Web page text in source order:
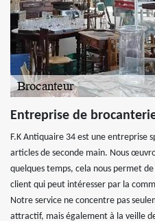
Entreprise de
F.K Antiquaire 34 est une entreprise
articles de seconde main. Nous
quelques temps, cela nous permet
client qui peut intéresser par la
Notre service ne concentre pas
attractif, mais également à la veille